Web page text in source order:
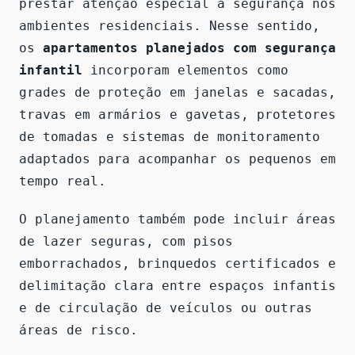
prestar atenção especial à segurança nos
ambientes residenciais. Nesse sentido,
os apartamentos planejados com segurança
infantil incorporam elementos como
grades de proteção em janelas e sacadas,
travas em armários e gavetas, protetores
de tomadas e sistemas de monitoramento
adaptados para acompanhar os pequenos em
tempo real.
O planejamento também pode incluir áreas
de lazer seguras, com pisos
emborrachados, brinquedos certificados e
delimitação clara entre espaços infantis
e de circulação de veículos ou outras
áreas de risco.